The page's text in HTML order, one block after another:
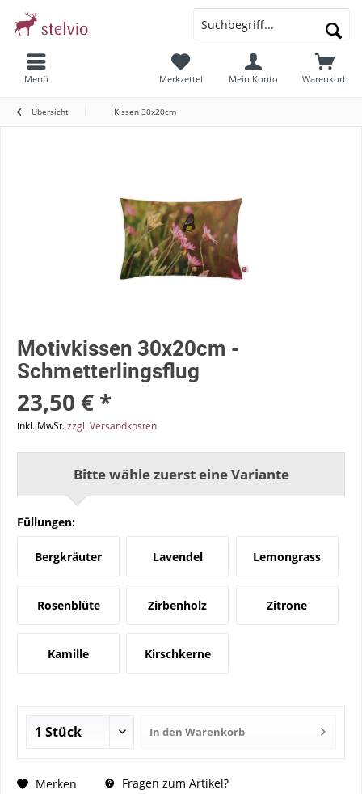
Menü Warenkorb
Merkzettel Mein Konto
Übersicht Kissen 30x20cm
Motivkissen 30x20cm -
Schmetterlingsflug
23,50 € *
inkl. MwSt.zzgl. Versandkosten
Bitte wähle zuerst eine Variante
Füllungen:
Bergkräuter Lavendel Lemongrass
Rosenblüte Zirbenholz Zitrone
Kamille Kirschkerne
In den Warenkorb
Merken Fragen zum Artikel?